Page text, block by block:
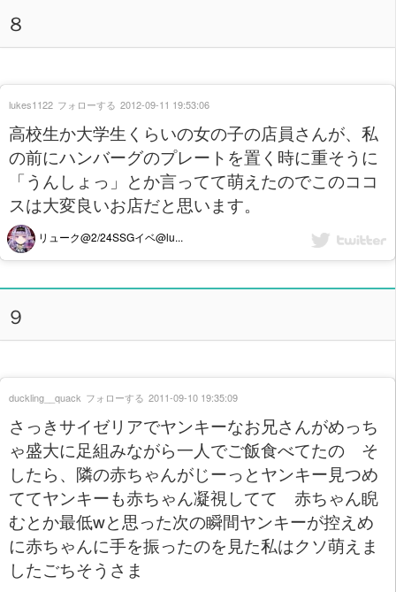
８
高校生か大学生くらいの女の子の店員さんが、私
の前にハンバーグのプレートを置く時に重そうに
「うんしょっ」とか言ってて萌えたのでこのココ
スは大変良いお店だと思います。
リューク@2/24SSGイベ@lu...
lukes1122 フォローする 2012-09-11 19:53:06
９
さっきサイゼリアでヤンキーなお兄さんがめっち
ゃ盛大に足組みながら一人でご飯食べてたの そ
したら、隣の赤ちゃんがじーっとヤンキー見つめ
ててヤンキーも赤ちゃん凝視してて 赤ちゃん睨
むとか最低wと思った次の瞬間ヤンキーが控えめ
に赤ちゃんに手を振ったのを見た私はクソ萌えま
したごちそうさま
duckling__quack フォローする 2011-09-10 19:35:09